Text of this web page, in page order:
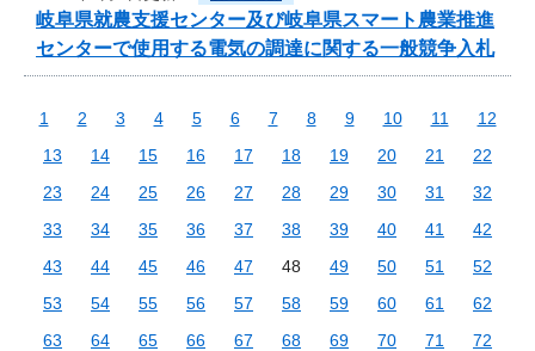
岐阜県就農支援センター及び岐阜県スマート農業推進
センターで使用する電気の調達に関する一般競争入札
1 2 3 4 5 6 7 8 9 10 11
12
13
14 15 16 17 18 19 20 21
22
23
24 25 26 27 28 29 30 31
32
33
34 35 36 37 38 39 40 41
42
43
44 45 46 47 48 49 50 51
52
53
54 55 56 57 58 59 60 61
62
63
64 65 66 67 68 69 70 71
72